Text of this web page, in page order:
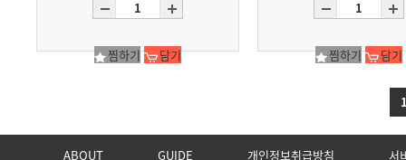
찜하기 담기 찜하기 담기
ABOUT GUIDE 개인정보취급방침 서